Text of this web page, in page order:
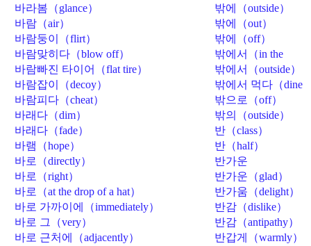
바라봄（glance）
바람（air）
바람둥이（flirt）
바람맞히다（blow off）
바람빠진 타이어（flat tire）
바람잡이（decoy）
바람피다（cheat）
바래다（dim）
바래다（fade）
바램（hope）
바로（directly）
바로（right）
바로（at the drop of a hat）
바로 가까이에（immediately）
바로 그（very）
바로 근처에（adjacently）
밖에（outside）
밖에（out）
밖에（off）
밖에서（in the
open air）
밖에서（outside）
밖에서 먹다（dine
out）
밖으로（off）
밖의（outside）
반（class）
반（half）
반가운
（pleasant）
반가운（glad）
반가움（delight）
반감（dislike）
반감（antipathy）
반갑게（warmly）